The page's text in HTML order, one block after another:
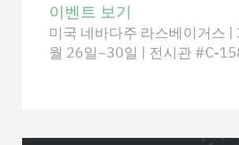
이벤트 보기
미국 네바다주 라스베이거스
월 26일~30일 | 전시관 #C-